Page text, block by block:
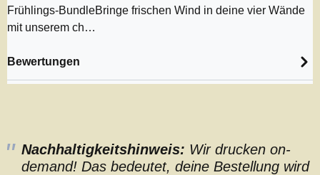
Frühlings-BundleBringe frischen Wind in deine vier Wände
mit unserem ch…
Bewertungen
Nachhaltigkeitshinweis: Wir drucken on-
demand! Das bedeutet, deine Bestellung wird